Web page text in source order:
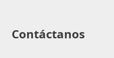
Contáctanos